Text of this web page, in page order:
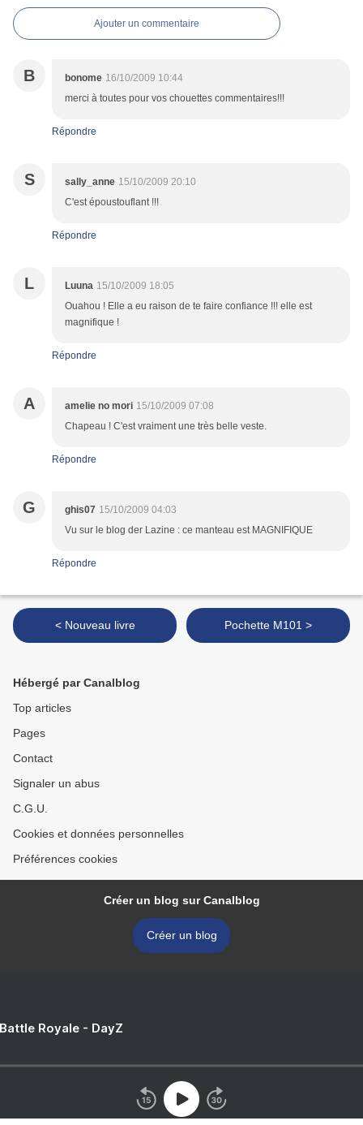
Ajouter un commentaire
B bonome 16/10/2009 10:44
merci à toutes pour vos chouettes commentaires!!!
Répondre
S sally_anne 15/10/2009 20:10
C'est époustouflant !!!
Répondre
L Luuna 15/10/2009 18:05
Ouahou ! Elle a eu raison de te faire confiance !!! elle est
magnifique !
Répondre
A amelie no mori 15/10/2009 07:08
Chapeau ! C'est vraiment une très belle veste.
Répondre
G ghis07 15/10/2009 04:03
Vu sur le blog der Lazine : ce manteau est MAGNIFIQUE
Répondre
< Nouveau livre Pochette M101 >
Hébergé par Canalblog
Top articles
Pages
Contact
Signaler un abus
C.G.U.
Cookies et données personnelles
Préférences cookies
Créer un blog sur Canalblog
Créer un blog
Royale - DayZ